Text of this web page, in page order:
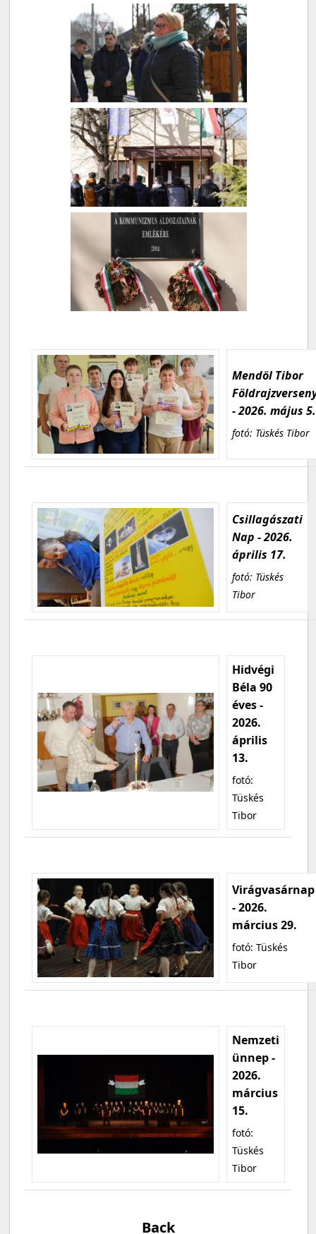
Mendöl Tibor
- 2026. május 5.
fotó: Tüskés Tibor
Csillagászati
Nap - 2026.
április 17.
fotó: Tüskés
Tibor
Hidvégi
Béla 90
éves -
2026.
április
13.
fotó:
Tüskés
Tibor
Virágvasárnap
- 2026.
március 29.
fotó: Tüskés
Tibor
Nemzeti
ünnep -
2026.
március
15.
fotó:
Tüskés
Tibor
Back